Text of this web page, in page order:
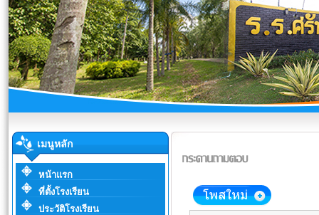
เมนูหลัก
หน้าแรก
ที่ตั้งโรงเรียน
ประวัติโรงเรียน